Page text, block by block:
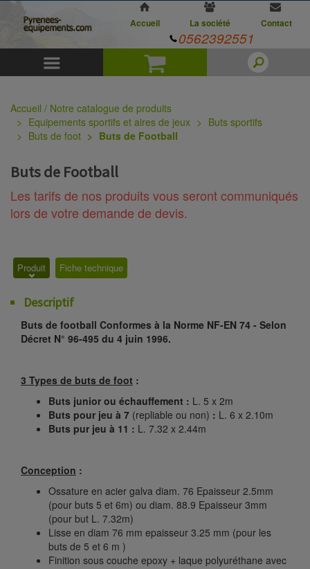
Panier
Accueil La société Contact
0562392551
Accueil / Notre catalogue de produits
Equipements sportifs et aires de jeux
Buts sportifs
Buts de foot
Buts de Football
Buts de Football
Les tarifs de nos produits vous seront communiqués
lors de votre demande de devis.
Produit Fiche technique
Descriptif
Buts de football Conformes à la Norme NF-EN 74 - Selon
Décret N° 96-495 du 4 juin 1996.
3 Types de buts de foot :
Buts junior ou échauffement : L. 5 x 2m
Buts pour jeu à 7 (repliable ou non) : L. 6 x 2.10m
Buts pur jeu à 11 : L. 7.32 x 2.44m
Conception :
Ossature en acier galva diam. 76 Epaisseur 2.5mm
(pour buts 5 et 6m) ou diam. 88.9 Epaisseur 3mm
(pour but L. 7.32m)
Lisse en diam 76 mm epaisseur 3.25 mm (pour les
buts de 5 et 6 m )
Finition sous couche epoxy + laque polyuréthane avec